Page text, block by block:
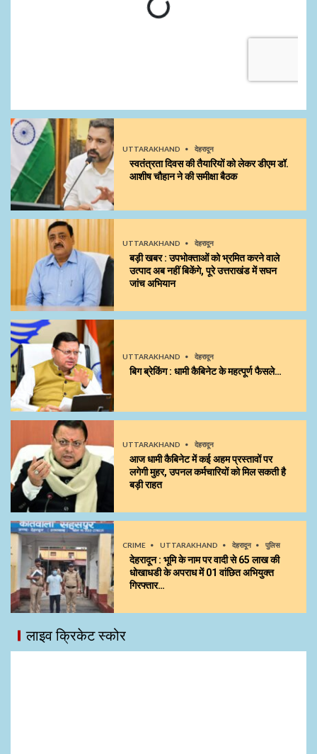
UTTARAKHAND देहरादून
स्वतंत्रता दिवस की तैयारियों को लेकर डीएम डॉ.
आशीष चौहान ने की समीक्षा बैठक
UTTARAKHAND देहरादून
बड़ी खबर : उपभोक्ताओं को भ्रमित करने वाले
उत्पाद अब नहीं बिकेंगे, पूरे उत्तराखंड में सघन
जांच अभियान
UTTARAKHAND देहरादून
बिग ब्रेकिंग : धामी कैबिनेट के महत्पूर्ण फैसले…
UTTARAKHAND देहरादून
आज धामी कैबिनेट में कई अहम प्रस्तावों पर
लगेगी मुहर, उपनल कर्मचारियों को मिल सकती है
बड़ी राहत
CRIME UTTARAKHAND देहरादून पुलिस
देहरादून : भूमि के नाम पर वादी से 65 लाख की
धोखाधडी के अपराध में 01 वांछित अभियुक्त
गिरफ्तार…
लाइव क्रिकेट स्कोर